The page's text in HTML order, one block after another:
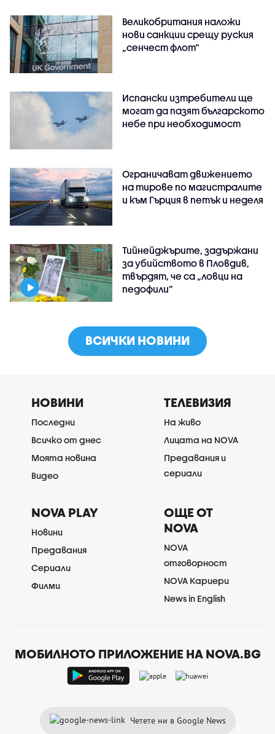
Великобритания наложи
нови санкции срещу руския
„сенчест флот“
Испански изтребители ще
могат да пазят българското
небе при необходимост
Ограничават движението
на тирове по магистралите
и към Гърция в петък и неделя
Тийнейджърите, задържани
за убийството в Пловдив,
твърдят, че са „ловци на
педофили”
ВСИЧКИ НОВИНИ
НОВИНИ
Последни
Всичко от днес
Моята новина
Видео
ТЕЛЕВИЗИЯ
На живо
Лицата на NOVA
Предавания и
сериали
NOVA PLAY
Новини
Предавания
Сериали
Филми
ОЩЕ ОТ
NOVA
NOVA
отговорност
NOVA Кариери
News in English
МОБИЛНОТО ПРИЛОЖЕНИЕ НА NOVA.BG
Четете ни в Google News